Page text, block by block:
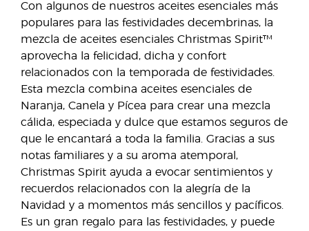
Con algunos de nuestros aceites esenciales más
populares para las festividades decembrinas, la
mezcla de aceites esenciales Christmas Spirit™
aprovecha la felicidad, dicha y confort
relacionados con la temporada de festividades.
Esta mezcla combina aceites esenciales de
Naranja, Canela y Pícea para crear una mezcla
cálida, especiada y dulce que estamos seguros de
que le encantará a toda la familia. Gracias a sus
notas familiares y a su aroma atemporal,
Christmas Spirit ayuda a evocar sentimientos y
recuerdos relacionados con la alegría de la
Navidad y a momentos más sencillos y pacíficos.
Es un gran regalo para las festividades, y puede